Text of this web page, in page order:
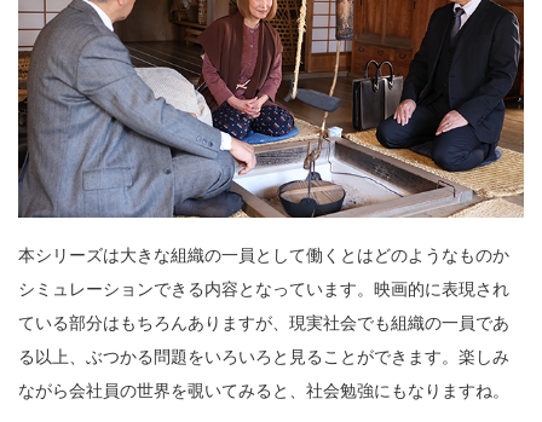
本シリーズは大きな組織の一員として働くとはどのようなものか
シミュレーションできる内容となっています。映画的に表現され
ている部分はもちろんありますが、現実社会でも組織の一員であ
る以上、ぶつかる問題をいろいろと見ることができます。楽しみ
ながら会社員の世界を覗いてみると、社会勉強にもなりますね。